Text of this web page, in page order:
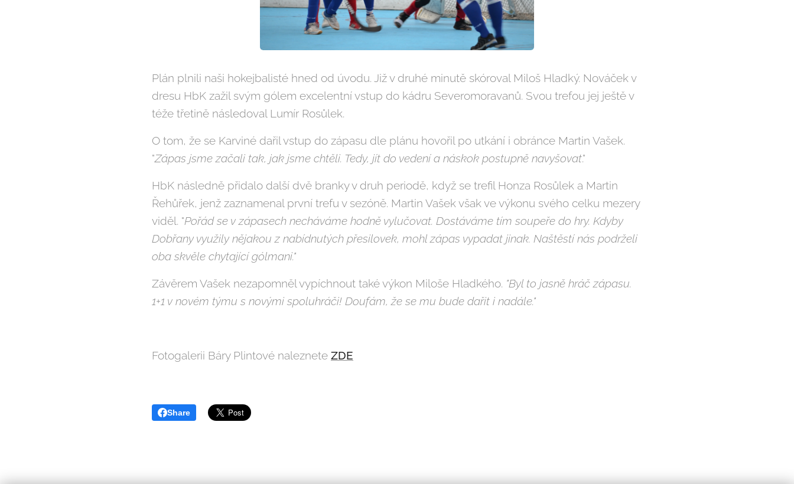
Plán plnili naši hokejbalisté hned od úvodu. Již v druhé minutě skóroval Miloš Hladký. Nováček v
dresu HbK zažil svým gólem excelentní vstup do kádru Severomoravanů. Svou trefou jej ještě v
téže třetině následoval Lumír Rosůlek.
O tom, že se Karviné dařil vstup do zápasu dle plánu hovořil po utkání i obránce Martin Vašek.
"Zápas jsme začali tak, jak jsme chtěli. Tedy, jít do vedení a náskok postupně navyšovat."
HbK následně přidalo další dvě branky v druh periodě, když se trefil Honza Rosůlek a Martin
Řehůřek, jenž zaznamenal první trefu v sezóně. Martin Vašek však ve výkonu svého celku mezery
viděl. "Pořád se v zápasech necháváme hodně vylučovat. Dostáváme tím soupeře do hry. Kdyby
Dobřany využily nějakou z nabídnutých přesilovek, mohl zápas vypadat jinak. Naštěstí nás podrželi
oba skvěle chytající gólmani."
Závěrem Vašek nezapomněl vypíchnout také výkon Miloše Hladkého. "Byl to jasně hráč zápasu.
1+1 v novém týmu s novými spoluhráči! Doufám, že se mu bude dařit i nadále."
Fotogalerii Báry Plintové naleznete ZDE
Share